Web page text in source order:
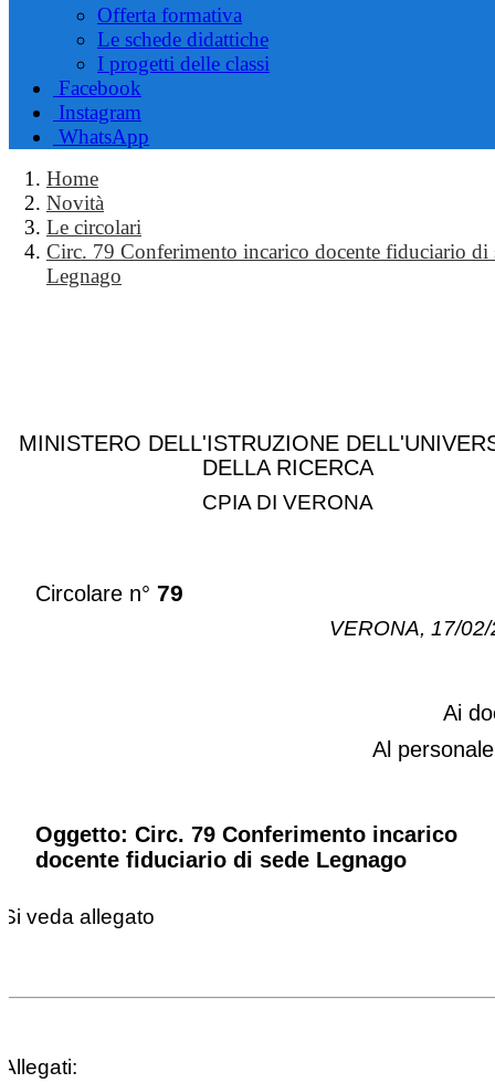
Offerta formativa
Le schede didattiche
I progetti delle classi
Facebook
Instagram
WhatsApp
Home
Novità
Le circolari
Circ. 79 Conferimento incarico docente fiduciario di
Legnago
MINISTERO DELL'ISTRUZIONE
DELLA RICERCA
CPIA DI VERONA
Circolare n° 79
VERONA, 17/
Ai
Al
Oggetto: Circ. 79 Conferimento incarico
docente fiduciario di sede Legnago
Si veda allegato
Allegati: